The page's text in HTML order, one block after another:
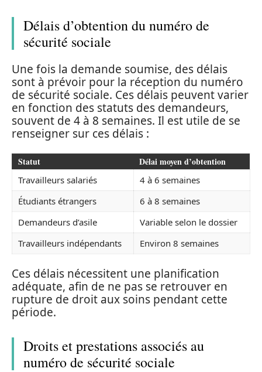
Délais d’obtention du numéro de
sécurité sociale
Une fois la demande soumise, des délais
sont à prévoir pour la réception du numéro
de sécurité sociale. Ces délais peuvent varier
en fonction des statuts des demandeurs,
souvent de 4 à 8 semaines. Il est utile de se
renseigner sur ces délais :
Statut Délai moyen d’obtention
Travailleurs salariés
4 à 6 semaines
Étudiants étrangers
6 à 8 semaines
Demandeurs d’asile
Variable selon le dossier
Travailleurs indépendants
Environ 8 semaines
Ces délais nécessitent une planification
adéquate, afin de ne pas se retrouver en
rupture de droit aux soins pendant cette
période.
Droits et prestations associés au
numéro de sécurité sociale